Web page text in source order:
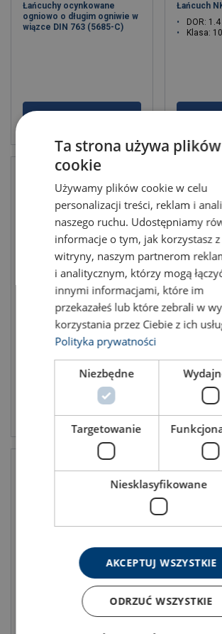
Łańcuchy ocynkowane
ogniowo o długim ogniwie w
wiązce DIN 763 (5685-C)
Łańcuch
DOR:
Klasa:
Łańcuch do podnoszenia,
DOR: 1.4 - 26.5 ton
Klasa: 10 - 10
klasa 12
DOR:
Łańcuch ICE RUD
DOR: 8 - 12.5 ton
ENGLISH
Ta strona używa plików
cookie
Używamy plików cookie w celu
personalizacji treści, reklam i
naszego ruchu. Udostępniamy
informacje o tym, jak korzystasz z
witryny, naszym partnerom
i analitycznym, którzy mogą
innymi informacjami, które im
przekazałeś lub które zebrali w
korzystania przez Ciebie z ich
Polityka prywatności
Niezbędne
Targetowanie
Niesklasyfikowane
AKCEPTUJ WSZYSTKIE
ODRZUĆ WSZYSTKIE